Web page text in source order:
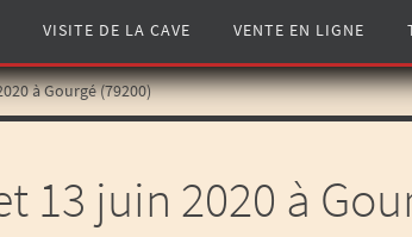
VISITE DE LA CAVE VENTE EN LIGNE
à Gourgé (79200)
13 juin 2020 à